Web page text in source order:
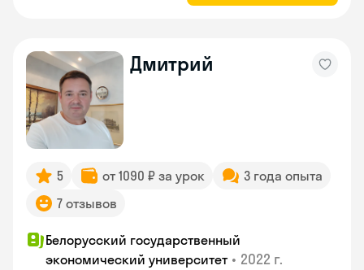
Дмитрий
5 от 1090 ₽ за урок
3 года опыта
7 отзывов
Белорусский государственный
экономический университет • 2022 г.